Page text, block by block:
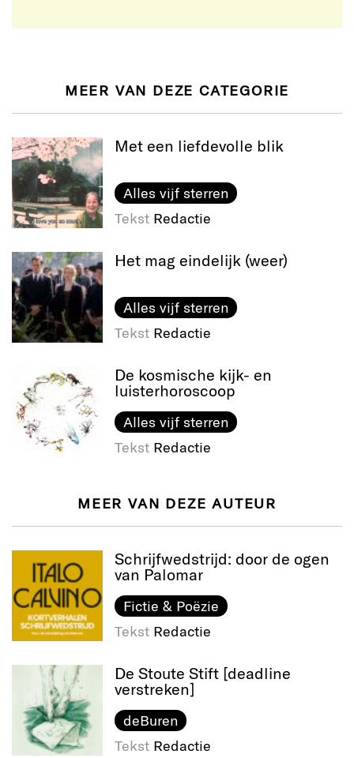
MEER VAN DEZE CATEGORIE
Met een liefdevolle blik
Alles vijf sterren
Tekst Redactie
Het mag eindelijk (weer)
Alles vijf sterren
Tekst Redactie
De kosmische kijk- en
luisterhoroscoop
Alles vijf sterren
Tekst Redactie
MEER VAN DEZE AUTEUR
Schrijfwedstrijd: door de ogen
van Palomar
Fictie & Poëzie
Tekst Redactie
De Stoute Stift [deadline
verstreken]
deBuren
Tekst Redactie